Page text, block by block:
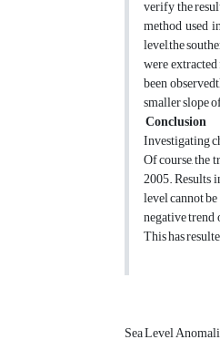
verify the
method used
level,the
were
been
smaller slope
Conclusion
Investigating
Of course, the
2005. Results
level cannot
negative trend
This has
Sea Level